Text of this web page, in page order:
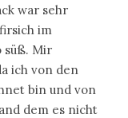
war sehr
im
süß. Mir
ich von den
bin und von
dem es nicht